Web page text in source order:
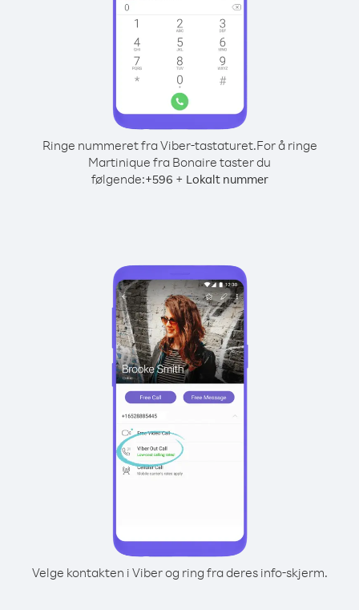
Ringe nummeret fra Viber-tastaturet.For å ringe
Martinique fra Bonaire taster du
følgende:+596 + Lokalt nummer
Velge kontakten i Viber og ring fra deres info-skjerm.